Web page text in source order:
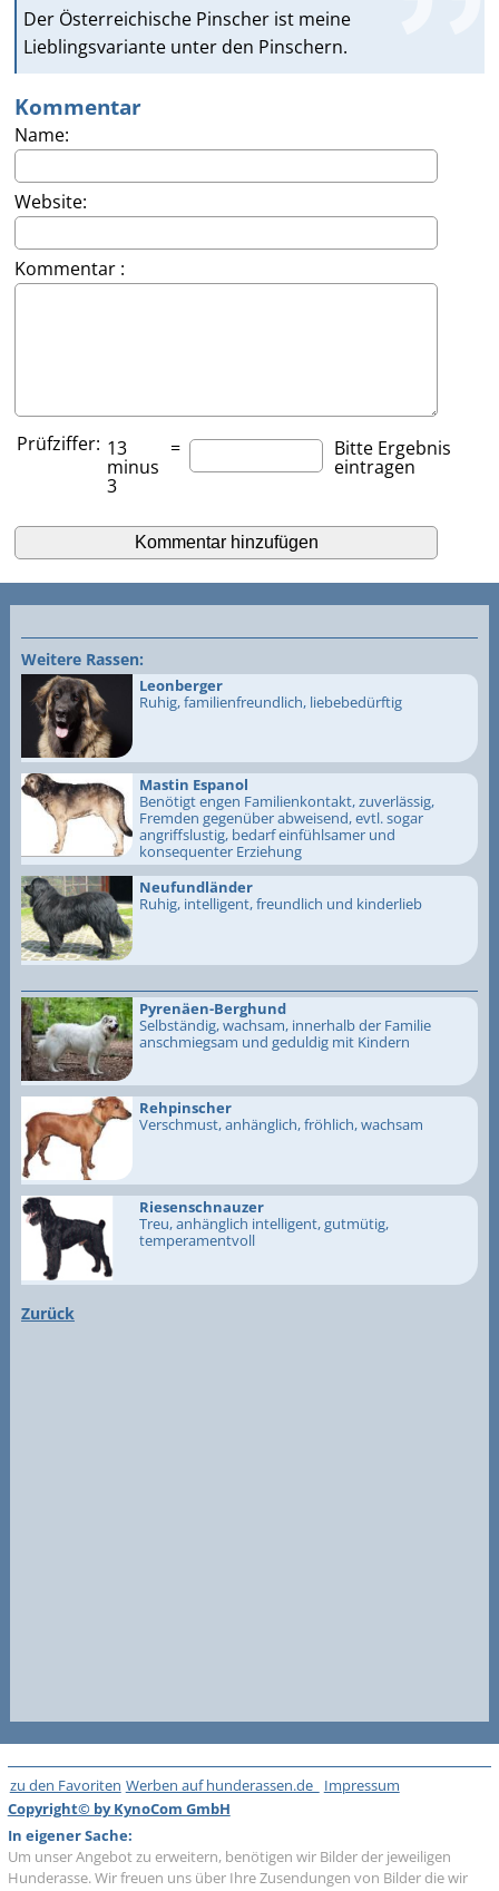
Der Österreichische Pinscher ist meine
Lieblingsvariante unter den Pinschern.
Kommentar
Name:
Website:
Kommentar :
Prüfziffer: 13
minus
3
= Bitte Ergebnis
eintragen
Weitere Rassen:
Leonberger
Ruhig, familienfreundlich, liebebedürftig
Mastin Espanol
Benötigt engen Familienkontakt, zuverlässig,
Fremden gegenüber abweisend, evtl. sogar
angriffslustig, bedarf einfühlsamer und
konsequenter Erziehung
Neufundländer
Ruhig, intelligent, freundlich und kinderlieb
Pyrenäen-Berghund
Selbständig, wachsam, innerhalb der Familie
anschmiegsam und geduldig mit Kindern
Rehpinscher
Verschmust, anhänglich, fröhlich, wachsam
Riesenschnauzer
Treu, anhänglich intelligent, gutmütig,
temperamentvoll
Zurück
zu den Favoriten Werben auf hunderassen.de
Impressum
Copyright© by KynoCom GmbH
In eigener Sache:
Um unser Angebot zu erweitern, benötigen wir Bilder der jeweiligen
Hunderasse. Wir freuen uns über Ihre Zusendungen von Bilder die wir